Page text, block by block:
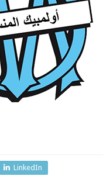
LinkedIn